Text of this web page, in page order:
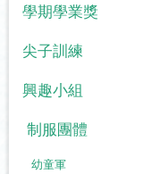
學期學業獎
尖子訓練
興趣小組
制服團體
幼童軍